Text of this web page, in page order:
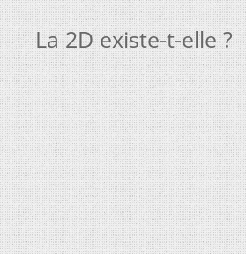
La 2D existe-t-elle ?